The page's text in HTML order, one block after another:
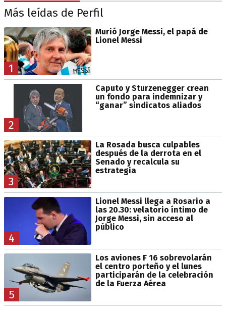
Más leídas de Perfil
1
Murió Jorge Messi, el papá de
Lionel Messi
2
Caputo y Sturzenegger crean
un fondo para indemnizar y
“ganar” sindicatos aliados
3
La Rosada busca culpables
después de la derrota en el
Senado y recalcula su
estrategia
4
Lionel Messi llega a Rosario a
las 20.30: velatorio íntimo de
Jorge Messi, sin acceso al
público
5
Los aviones F 16 sobrevolarán
el centro porteño y el lunes
participarán de la celebración
de la Fuerza Aérea